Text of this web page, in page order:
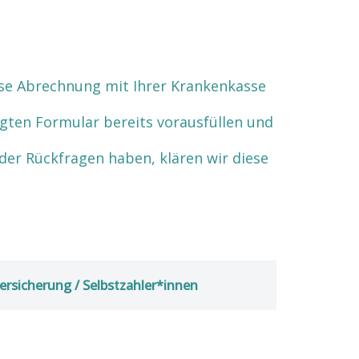
Abrechnung mit Ihrer Krankenkasse
Formular bereits vorausfüllen und
Rückfragen haben, klären wir diese
/ Selbstzahler*innen